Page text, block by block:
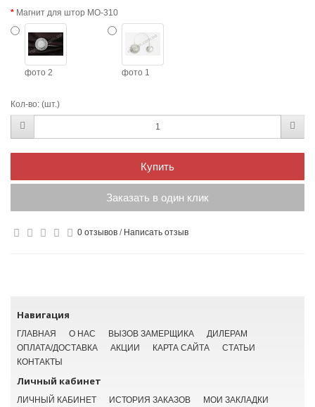
Магнит для штор MO-310
фото 2 фото 1
Кол-во: (шт.)
Купить
Заказать в один клик
0 отзывов / Написать отзыв
Навигация
ГЛАВНАЯ О НАС ВЫЗОВ ЗАМЕРЩИКА
ДИЛЕРАМ
ОПЛАТА/ДОСТАВКА
АКЦИИ КАРТА САЙТА
СТАТЬИ
КОНТАКТЫ
Личный кабинет
ЛИЧНЫЙ КАБИНЕТ ИСТОРИЯ ЗАКАЗОВ МОИ ЗАКЛАДКИ